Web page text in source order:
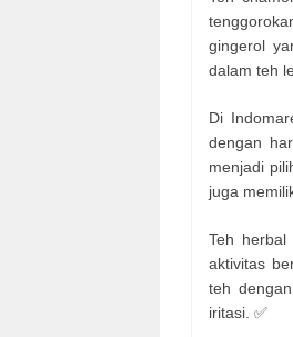
gingerol
dalam teh
Di
dengan
menjadi
juga
Teh
aktivitas
teh
iritasi. ✅